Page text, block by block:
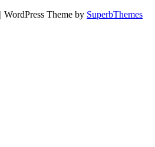
| WordPress Theme by SuperbThemes